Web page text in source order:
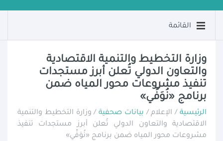
القائمة
وزارة التخطيط والتنمية الاقتصادية
والتعاون الدولي تُعلن أبرز مستجدات
تنفيذ مشروعات محور المياه ضمن
برنامج «نُوَفِّي»
الرئيسية/ الإعلام / بيانات صحفية/ وزارة التخطيط والتنمية
الاقتصادية والتعاون الدولي تُعلن أبرز مستجدات تنفيذ
مشروعات محور المياه ضمن برنامج «نُوَفِّي»